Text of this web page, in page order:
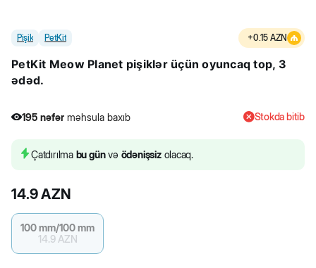
Pişik PetKit +0.15 AZN
PetKit Meow Planet pişiklər üçün oyuncaq top, 3
ədəd.
195 nəfər məhsula baxıb Stokda bitib
Çatdırılma bu günvə ödənişsizolacaq.
14.9AZN
100 mm/100 mm
14.9 AZN